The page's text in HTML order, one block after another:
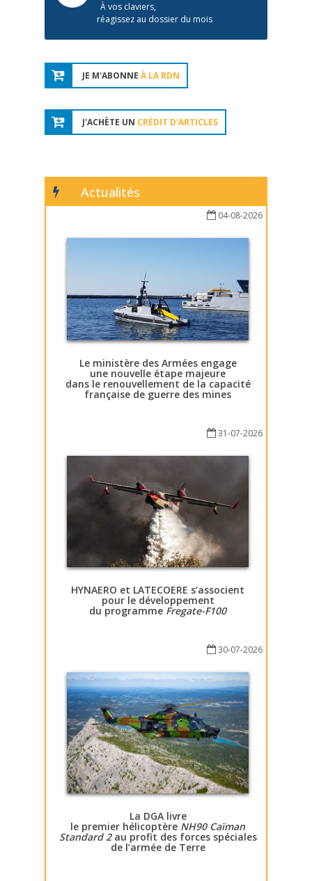
À vos claviers,
réagissez au dossier du mois
JE M'ABONNE À LA RDN
J'ACHÈTE UN CRÉDIT D'ARTICLES
Actualités
04-08-2026
Le ministère des Armées engage
une nouvelle étape majeure
dans le renouvellement de la capacité
française de guerre des mines
31-07-2026
HYNAERO et LATECOERE s’associent
pour le développement
du programme Fregate-F100
30-07-2026
La DGA livre
le premier hélicoptère NH90 Caïman
Standard 2au profit des forces spéciales
de l’armée de Terre